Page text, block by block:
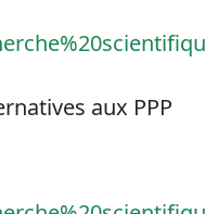
aux PPP